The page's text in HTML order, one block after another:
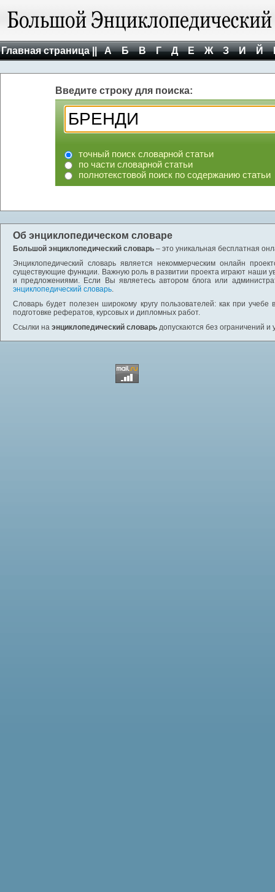
Главная страница || А Б В Г Д Е Ж З И Й
Введите строку для поиска:
точный поиск словарной статьи
по части словарной статьи
полнотекстовой поиск по содержанию статьи
Об энциклопедическом словаре
Большой энциклопедический словарь – это уникальная бесплатная
Энциклопедический словарь является некоммерческим онлайн
существующие функции. Важную роль в развитии проекта играют наши
и предложениями. Если Вы являетесь автором блога или
энциклопедический словарь.
Словарь будет полезен широкому кругу пользователей: как при
подготовке рефератов, курсовых и дипломных работ.
Ссылки на энциклопедический словарь допускаются без ограничений и